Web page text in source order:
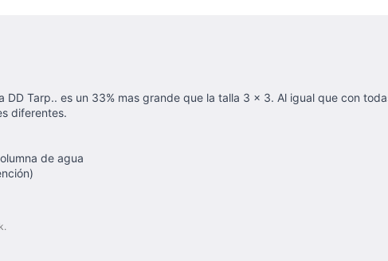
DD Tarp.. es un 33% mas grande que la talla 3 x 3. Al igual que con
diferentes.
de agua